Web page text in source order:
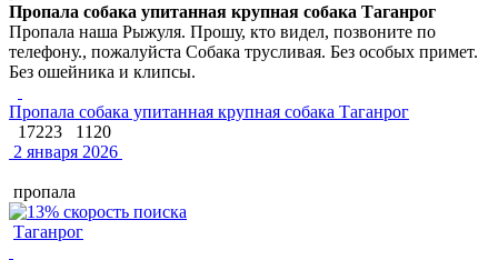
Пропала собака упитанная крупная собака Таганрог
Пропала наша Рыжуля. Прошу, кто видел, позвоните по
телефону., пожалуйста Собака трусливая. Без особых примет.
Без ошейника и клипсы.
Пропала собака упитанная крупная собака Таганрог
17223
1120
2 января 2026
пропала
Таганрог